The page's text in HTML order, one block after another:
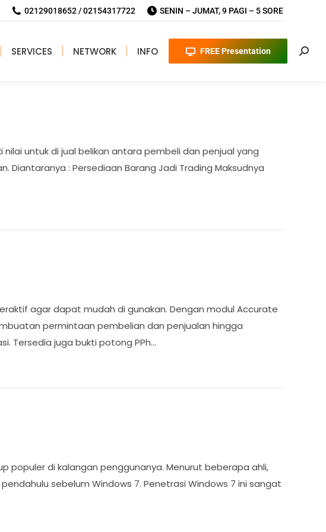
02129018652 / 02154317722 SENIN – JUMAT, 9 PAGI – 5 SORE
SERVICES NETWORK INFO FREE Presentation
untuk di jual belikan antara pembeli dan penjual yang
: Persediaan Barang Jadi Trading Maksudnya
agar dapat mudah di gunakan. Dengan modul Accurate
permintaan pembelian dan penjualan hingga
Tersedia juga bukti potong PPh…
populer di kalangan penggunanya. Menurut beberapa ahli,
sebelum Windows 7. Penetrasi Windows 7 ini sangat